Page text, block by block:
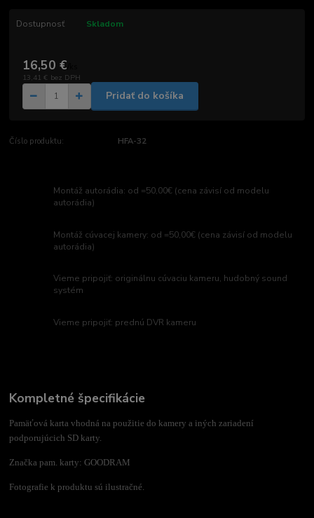
Dostupnosť Skladom
16,50 €
13,41 € bez DPH
Pridať do košíka
Číslo produktu: HFA-32
Montáž autorádia: od =50,00€ (cena závisí od modelu
autorádia)
Montáž cúvacej kamery: od =50,00€ (cena závisí od modelu
autorádia)
Vieme pripojiť: originálnu cúvaciu kameru, hudobný sound
systém
Vieme pripojiť: prednú DVR kameru
Kompletné špecifikácie
Pamäťová karta vhodná na použitie do kamery a iných zariadení
podporujúcich SD karty.
Značka pam. karty: GOODRAM
Fotografie k produktu sú ilustračné.